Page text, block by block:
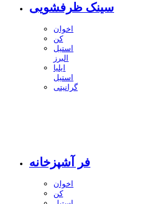
سینک ظرفشویی
اخوان
کن
استیل
البرز
ایلیا
استیل
گرانیتی
فر آشپزخانه
اخوان
کن